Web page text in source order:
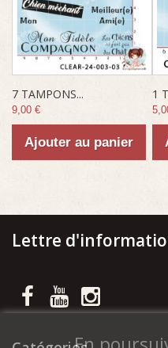
7 TAMPONS...
9,00 €
Ajouter au panier
1
Lettre